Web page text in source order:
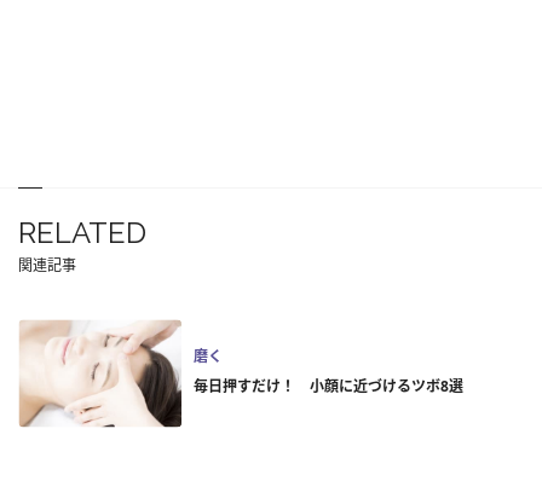
RELATED
関連記事
磨く
毎日押すだけ！ 小顔に近づけるツボ8選